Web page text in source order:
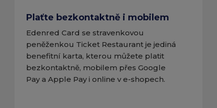
Plaťte bezkontaktně i mobilem
Edenred Card se stravenkovou
peněženkou Ticket Restaurant je jediná
benefitní karta, kterou můžete platit
bezkontaktně, mobilem přes Google
Pay a Apple Pay i online v e-shopech.